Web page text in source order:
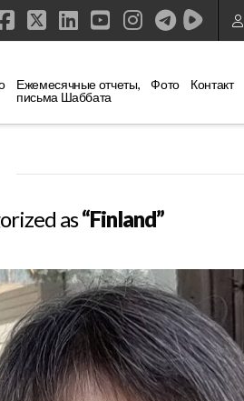
Facebook
X LinkedIn
YouTube
Instagram
Ежемесячные отчеты,
письма Шаббата
Фото Контакт
as“Finland”